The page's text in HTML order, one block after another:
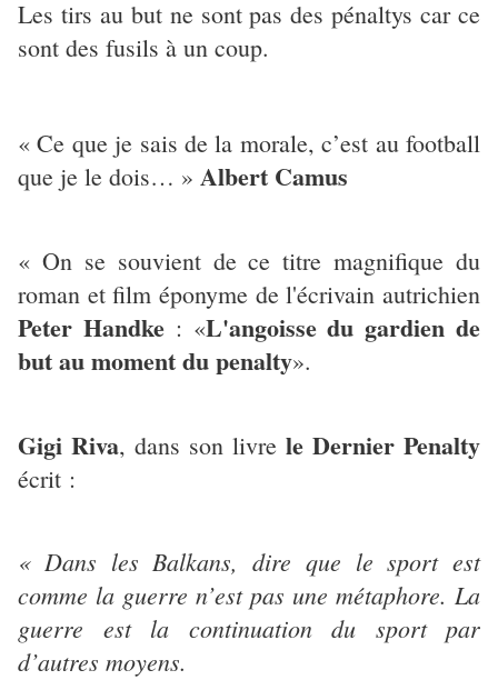
Les tirs au but ne sont pas des pénaltys car ce
sont des fusils à un coup.
« Ce que je sais de la morale, c’est au football
que je le dois… » Albert Camus
« On se souvient de ce titre magnifique du
roman et film éponyme de l'écrivain autrichien
Peter Handke: «L'angoisse du gardien de
but au moment du penalty».
Gigi Riva, dans son livre le Dernier Penalty
écrit :
« Dans les Balkans, dire que le sport est
comme la guerre n’est pas une métaphore. La
guerre est la continuation du sport par
d’autres moyens.